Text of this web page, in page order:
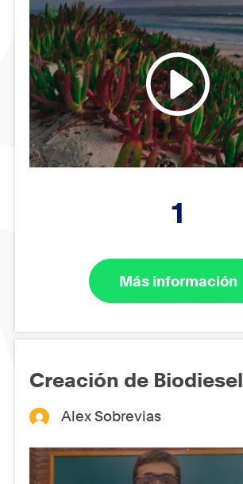
1
Más información
Creación de Biodiesel
Alex Sobrevias